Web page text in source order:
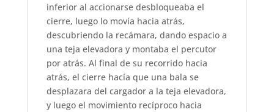
inferior al accionarse desbloqueaba el
cierre, luego lo movía hacia atrás,
descubriendo la recámara, dando espacio a
una teja elevadora y montaba el percutor
por atrás. Al final de su recorrido hacia
atrás, el cierre hacía que una bala se
desplazara del cargador a la teja elevadora,
y luego el movimiento recíproco hacia